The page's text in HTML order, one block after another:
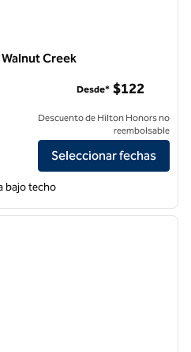
Walnut Creek
Suites by Hilton Walnut Creek
Desde* $122
Descuento de Hilton Honors no
reembolsable
Seleccionar fechas
bajo techo